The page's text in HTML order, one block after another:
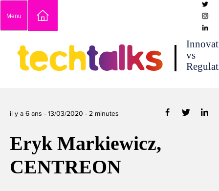
content
Menu
techtalks
vs
il y a 6 ans - 13/03/2020 - 2 minutes
Eryk Markiewicz,
CENTREON